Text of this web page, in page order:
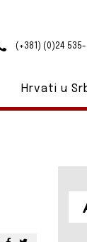
(+381) (0)24 535-
Hrvati u